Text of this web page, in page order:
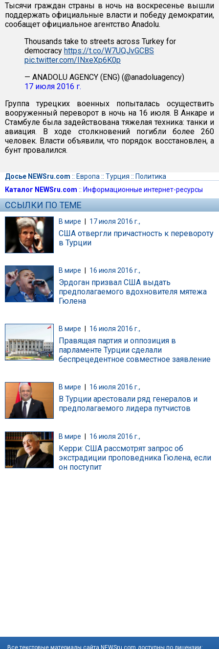
Тысячи граждан страны в ночь на воскресенье вышли
поддержать официальные власти и победу демократии,
сообащет официальное агентство Anadolu.
Thousands take to streets across Turkey for
democracy https://t.co/W7UQJvGCBS
pic.twitter.com/INxeXp6K0p
— ANADOLU AGENCY (ENG) (@anadoluagency)
17 июля 2016 г.
Группа турецких военных попыталась осуществить
вооруженный переворот в ночь на 16 июля. В Анкаре и
Стамбуле была задействована тяжелая техника: танки и
авиация. В ходе столкновений погибли более 260
человек. Власти объявили, что порядок восстановлен, а
бунт провалился.
Досье NEWSru.com :: Европа :: Турция :: Политика
Каталог NEWSru.com :: Информационные интернет-ресурсы
ССЫЛКИ ПО ТЕМЕ
В мире | 17 июля 2016 г.,
США отвергли причастность к перевороту
в Турции
В мире 16 июля 2016 г.,
Эрдоган призвал США выдать
предполагаемого вдохновителя мятежа
Гюлена
В мире 16 июля 2016 г.,
Правящая партия и оппозиция в
парламенте Турции сделали
беспрецедентное совместное заявление
В мире 16 июля 2016 г.,
В Турции арестовали ряд генералов и
предполагаемого лидера путчистов
В мире | 16 июля 2016 г.,
Керри: США рассмотрят запрос об
экстрадиции проповедника Гюлена, если
он поступит
Все текстовые материалы сайта NEWSru.com доступны по лицензии: